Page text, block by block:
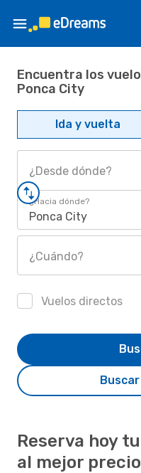
Encuentra los
Ponca City
Ida y vuelta
¿Desde dónde?
¿Hacia dónde?
Ponca City
¿Cuándo?
Vuelos directos
Reserva hoy
al mejor